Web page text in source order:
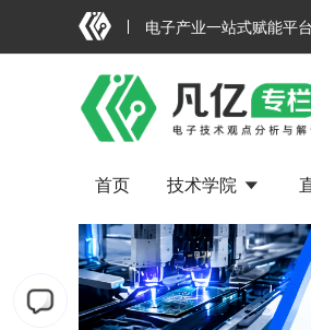
电子产业一站式赋能平台
首页 技术学院